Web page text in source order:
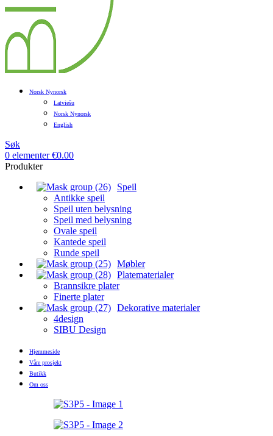
Norsk Nynorsk
Latviešu
Norsk Nynorsk
English
Søk
0 elementer €0.00
Produkter
Speil
Antikke speil
Speil uten belysning
Speil med belysning
Ovale speil
Kantede speil
Runde speil
Møbler
Platematerialer
Brannsikre plater
Finerte plater
Dekorative materialer
4design
SIBU Design
Hjemmeside
Våre prosjekt
Butikk
Om oss